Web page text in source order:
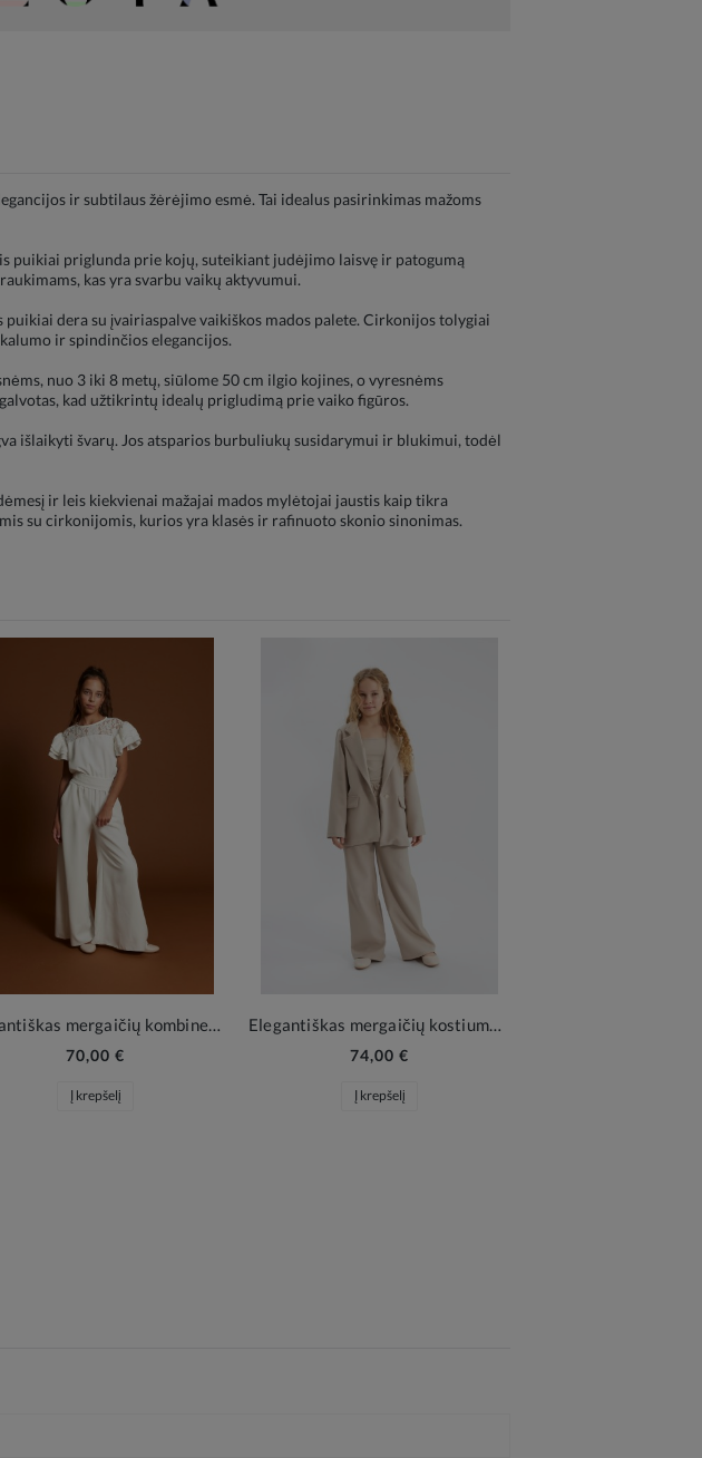
ir subtilaus žėrėjimo esmė. Tai idealus pasirinkimas mažoms
puikiai priglunda prie kojų, suteikiant judėjimo laisvę ir patogumą
kas yra svarbu vaikų aktyvumui.
dera su įvairiaspalve vaikiškos mados palete. Cirkonijos tolygiai
ir spindinčios elegancijos.
nuo 3 iki 8 metų, siūlome 50 cm ilgio kojines, o vyresnėms
kad užtikrintų idealų prigludimą prie vaiko figūros.
išlaikyti švarų. Jos atsparios burbuliukų susidarymui ir blukimui, todėl
ir leis kiekvienai mažajai mados mylėtojai jaustis kaip tikra
su cirkonijomis, kurios yra klasės ir rafinuoto skonio sinonimas.
Elegantiškas mergaičių kombinezonas Beatrice balta
70,00 €
Į krepšelį
Elegantiškas mergaičių kostiumėlis Vanessa smėlio spalvos
74,00 €
Į krepšelį